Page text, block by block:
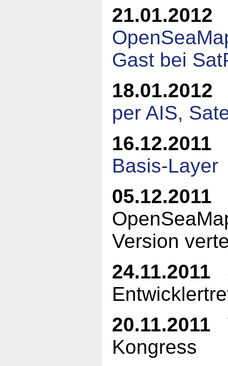
21.01.2012
Gast bei
18.01.2012
per AIS,
16.12.2011
Basis-Layer
05.12.2011
Version
24.11.2011
20.11.2011
Kongress